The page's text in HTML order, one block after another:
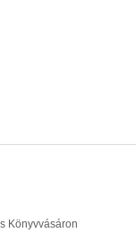
Könyvvásáron